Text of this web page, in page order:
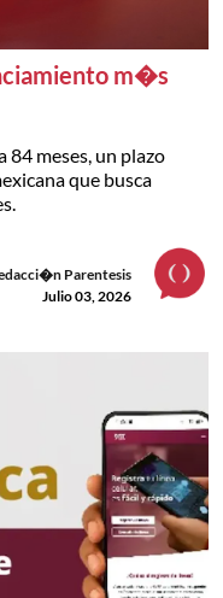
m�s
meses, un plazo
que busca
Parentesis
Julio 03, 2026